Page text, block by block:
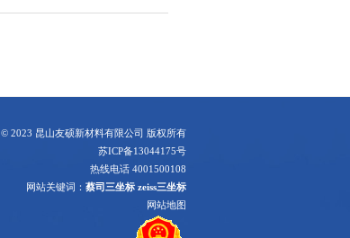
© 2023 昆山友硕新材料有限公司 版权所有
苏ICP备13044175号
热线电话 4001500108
网站关键词： 蔡司三坐标 zeiss三坐标
网站地图